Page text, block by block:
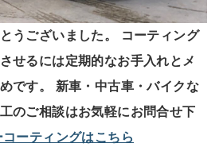
うございました。
コーティング
せるには定期的なお手入れとメ
です。
新車・中古車・バイクな
のご相談はお気軽にお問合せ下
ーティングはこちら